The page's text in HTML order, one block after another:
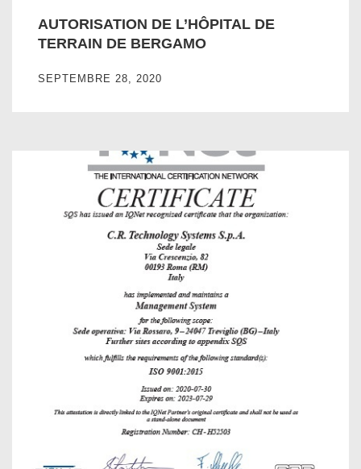
AUTORISATION DE L’HÔPITAL DE
TERRAIN DE BERGAMO
SEPTEMBRE 28, 2020